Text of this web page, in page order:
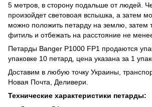
5 метров, в сторону подальше от людей.
произойдет световоая вспышка, а затем
можно положить петарду на землю, затем
фитиль и отбежать на расстояние не
Петарды Banger P1000 FP1 продаются
упаковке 10 петард, цена указана за 1
Доставим в любую точку Украины,
Новая Почта, Деливери.
Технические характеристики петарды: